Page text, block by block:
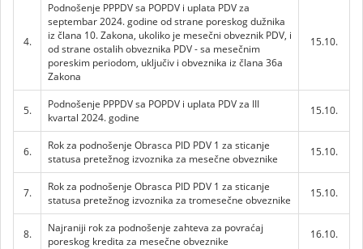
4.
Podnošenje PPPDV sa POPDV i uplata PDV za
septembar 2024. godine od strane poreskog dužnika
iz člana 10. Zakona, ukoliko je mesečni obveznik PDV, i
od strane ostalih obveznika PDV - sa mesečnim
poreskim periodom, uključiv i obveznika iz člana 36a
Zakona
15.10.
5.
Podnošenje PPPDV sa POPDV i uplata PDV za III
kvartal 2024. godine
15.10.
6.
Rok za podnošenje Obrasca PID PDV 1 za sticanje
statusa pretežnog izvoznika za mesečne obveznike
15.10.
7.
Rok za podnošenje Obrasca PID PDV 1 za sticanje
statusa pretežnog izvoznika za tromesečne obveznike
15.10.
8.
Najraniji rok za podnošenje zahteva za povraćaj
poreskog kredita za mesečne obveznike
16.10.